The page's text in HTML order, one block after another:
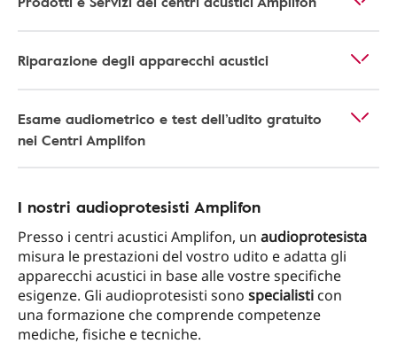
Riparazione degli apparecchi acustici
Esame audiometrico e test dell’udito gratuito
nei Centri Amplifon
I nostri audioprotesisti Amplifon
Presso i centri acustici Amplifon, un audioprotesista
misura le prestazioni del vostro udito e adatta gli
apparecchi acustici in base alle vostre specifiche
esigenze. Gli audioprotesisti sono specialisti con
una formazione che comprende competenze
mediche, fisiche e tecniche.